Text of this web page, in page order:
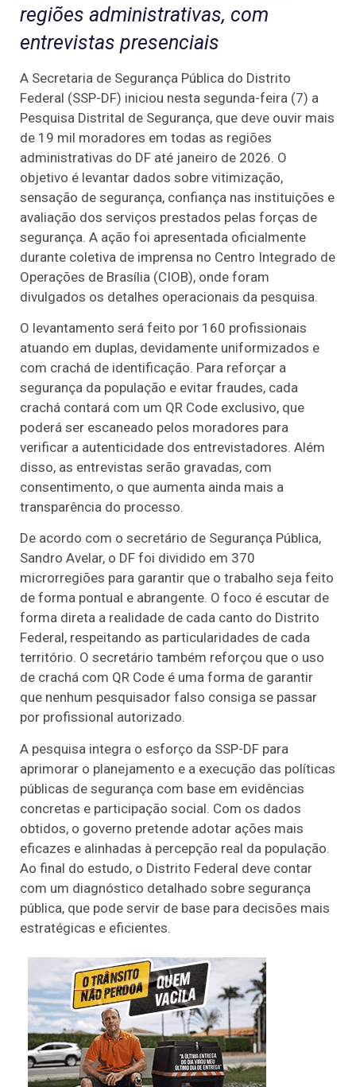
regiões administrativas, com
entrevistas presenciais
A Secretaria de Segurança Pública do Distrito
Federal (SSP-DF) iniciou nesta segunda-feira (7) a
Pesquisa Distrital de Segurança, que deve ouvir mais
de 19 mil moradores em todas as regiões
administrativas do DF até janeiro de 2026. O
objetivo é levantar dados sobre vitimização,
sensação de segurança, confiança nas instituições e
avaliação dos serviços prestados pelas forças de
segurança. A ação foi apresentada oficialmente
durante coletiva de imprensa no Centro Integrado de
Operações de Brasília (CIOB), onde foram
divulgados os detalhes operacionais da pesquisa.
O levantamento será feito por 160 profissionais
atuando em duplas, devidamente uniformizados e
com crachá de identificação. Para reforçar a
segurança da população e evitar fraudes, cada
crachá contará com um QR Code exclusivo, que
poderá ser escaneado pelos moradores para
verificar a autenticidade dos entrevistadores. Além
disso, as entrevistas serão gravadas, com
consentimento, o que aumenta ainda mais a
transparência do processo.
De acordo com o secretário de Segurança Pública,
Sandro Avelar, o DF foi dividido em 370
microrregiões para garantir que o trabalho seja feito
de forma pontual e abrangente. O foco é escutar de
forma direta a realidade de cada canto do Distrito
Federal, respeitando as particularidades de cada
território. O secretário também reforçou que o uso
de crachá com QR Code é uma forma de garantir
que nenhum pesquisador falso consiga se passar
por profissional autorizado.
A pesquisa integra o esforço da SSP-DF para
aprimorar o planejamento e a execução das políticas
públicas de segurança com base em evidências
concretas e participação social. Com os dados
obtidos, o governo pretende adotar ações mais
eficazes e alinhadas à percepção real da população.
Ao final do estudo, o Distrito Federal deve contar
com um diagnóstico detalhado sobre segurança
pública, que pode servir de base para decisões mais
estratégicas e eficientes.